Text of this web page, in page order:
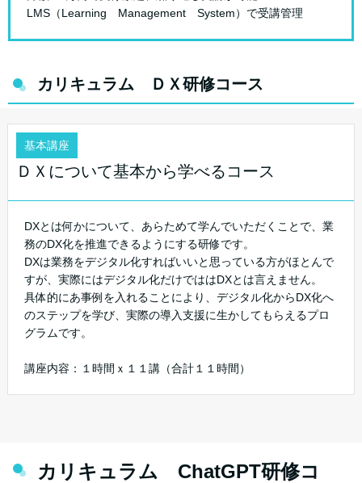
LMS（Learning Management System）で受講管理
カリキュラム ＤＸ研修コース
基本講座
ＤＸについて基本から学べるコース
DXとは何かについて、あらためて学んでいただくことで、業
務のDX化を推進できるようにする研修です。
DXは業務をデジタル化すればいいと思っている方がほとんで
すが、実際にはデジタル化だけでははDXとは言えません。
具体的にあ事例を入れることにより、デジタル化からDX化へ
のステップを学び、実際の導入支援に生かしてもらえるプロ
グラムです。
講座内容：１時間ｘ１１講（合計１１時間）
カリキュラム ChatGPT研修コ